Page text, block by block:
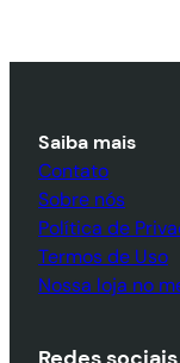
Saiba mais
Contato
Sobre nós
Política de
Termos de Uso
Nossa loja no